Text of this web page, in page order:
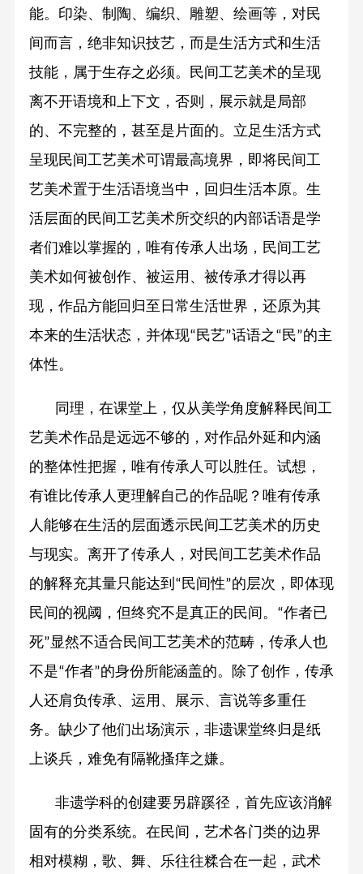
能。印染、制陶、编织、雕塑、绘画等，对民
间而言，绝非知识技艺，而是生活方式和生活
技能，属于生存之必须。民间工艺美术的呈现
离不开语境和上下文，否则，展示就是局部
的、不完整的，甚至是片面的。立足生活方式
呈现民间工艺美术可谓最高境界，即将民间工
艺美术置于生活语境当中，回归生活本原。生
活层面的民间工艺美术所交织的内部话语是学
者们难以掌握的，唯有传承人出场，民间工艺
美术如何被创作、被运用、被传承才得以再
现，作品方能回归至日常生活世界，还原为其
本来的生活状态，并体现“民艺”话语之 “民”的主
体性。
同理，在课堂上，仅从美学角度解释民间工
艺美术作品是远远不够的，对作品外延和内涵
的整体性把握，唯有传承人可以胜任。试想，
有谁比传承人更理解自己的作品呢？唯有传承
人能够在生活的层面透示民间工艺美术的历史
与现实。离开了传承人，对民间工艺美术作品
的解释充其量只能达到 “民间性”的层次，即体现
民间的视阈，但终究不是真正的民间。
“作者已
死”显然不适合民间工艺美术的范畴，传承人也
不是“作者”的身份所能涵盖的。除了创作，传承
人还肩负传承、运用、展示、言说等多重任
务。缺少了他们出场演示，非遗课堂终归是纸
上谈兵，难免有隔靴搔痒之嫌。
非遗学科的创建要另辟蹊径，首先应该消解
固有的分类系统。在民间，艺术各门类的边界
相对模糊，歌、舞、乐往往糅合在一起，武术